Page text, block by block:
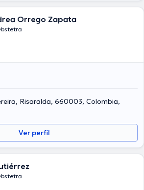
Orrego Zapata
Risaralda, 660003, Colombia,
Ver perfil